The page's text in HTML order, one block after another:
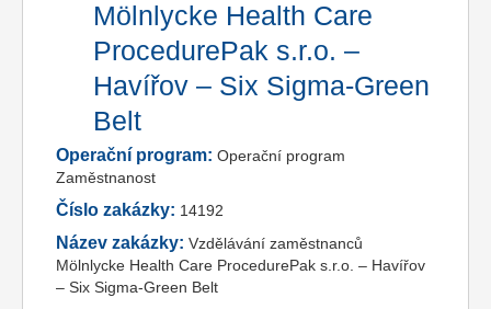
Mölnlycke Health Care
ProcedurePak s.r.o. –
Havířov – Six Sigma-Green
Belt
Operační program: Operační program
Zaměstnanost
Číslo zakázky: 14192
Název zakázky: Vzdělávání zaměstnanců
Mölnlycke Health Care ProcedurePak s.r.o. – Havířov
– Six Sigma-Green Belt